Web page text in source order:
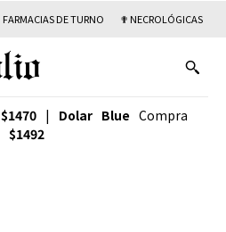
FARMACIAS DE TURNO ✟ NECROLÓGICAS
$1470 | Dolar Blue Compra
$1492